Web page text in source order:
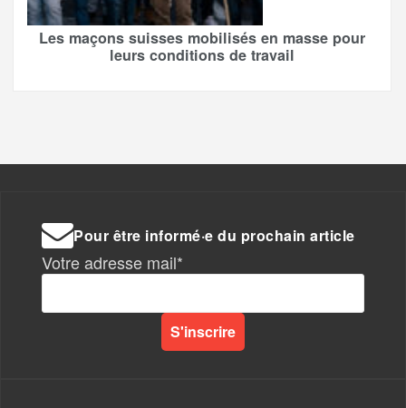
Les maçons suisses mobilisés en masse pour
leurs conditions de travail
Pour être informé·e du prochain article
Votre adresse mail*